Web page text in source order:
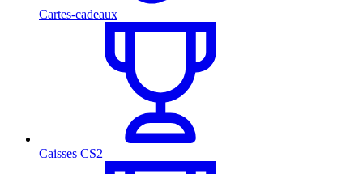
Cartes-cadeaux
Caisses CS2